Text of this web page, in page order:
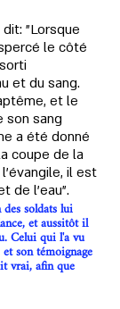
"Lorsque
le côté
et du sang.
et le
son sang
a été donné
coupe de la
il est
de l'eau".
soldats lui
et aussitôt il
Celui qui l'a vu
son témoignage
vrai, afin que